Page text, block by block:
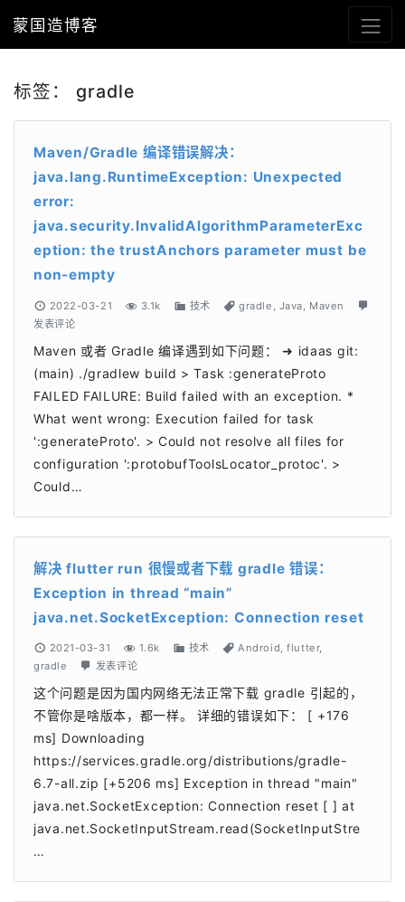
蒙国造博客
标签： gradle
Maven/Gradle 编译错误解决：
java.lang.RuntimeException: Unexpected
error:
java.security.InvalidAlgorithmParameterExc
eption: the trustAnchors parameter must be
non-empty
2022-03-21 3.1k 技术 gradle Java
Maven
发表评论
Maven 或者 Gradle 编译遇到如下问题： ➜ idaas git:
(main) ./gradlew build > Task :generateProto
FAILED FAILURE: Build failed with an exception. *
What went wrong: Execution failed for task
':generateProto'. > Could not resolve all files for
configuration ':protobufToolsLocator_protoc'. >
Could…
解决 flutter run 很慢或者下载 gradle 错误：
Exception in thread “main”
java.net.SocketException: Connection reset
2021-03-31 1.6k 技术 Android,flutter,
gradle
发表评论
这个问题是因为国内网络无法正常下载 gradle 引起的，
不管你是啥版本，都一样。 详细的错误如下： [ +176
ms] Downloading
https://services.gradle.org/distributions/gradle-
6.7-all.zip [+5206 ms] Exception in thread "main"
java.net.SocketException: Connection reset [ ] at
java.net.SocketInputStream.read(SocketInputStre
…